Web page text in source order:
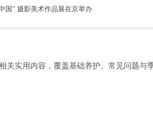
国” 摄影美术作品展在京举办
关实用内容，覆盖基础养护、常见问题与